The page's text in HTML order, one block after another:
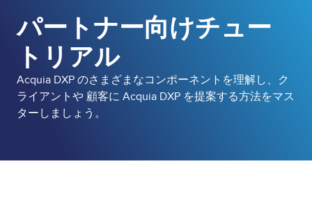
パートナー向けチュー
トリアル
Acquia DXP のさまざまなコンポーネントを理解し、ク
ライアントや 顧客に Acquia DXP を提案する方法をマス
ターしましょう。